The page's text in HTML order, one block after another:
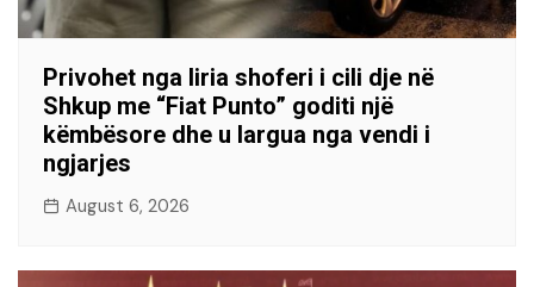
Privohet nga liria shoferi i cili dje në
Shkup me “Fiat Punto” goditi një
këmbësore dhe u largua nga vendi i
ngjarjes
August 6, 2026